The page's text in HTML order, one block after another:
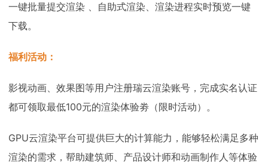
一键批量提交渲染 、自助式渲染、渲染进程实时预览一键
下载。
福利活动：
影视动画、效果图等用户注册瑞云渲染账号，完成实名认证
都可领取最低100元的渲染体验劵（限时活动）。
GPU云渲染平台可提供巨大的计算能力，能够轻松满足多种
渲染的需求，帮助建筑师、产品设计师和动画制作人等体验